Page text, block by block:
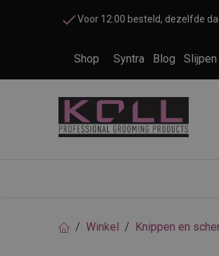
Voor 12:00 besteld, dezelfde
Shop Syntra Blog
Winkel Knippen en